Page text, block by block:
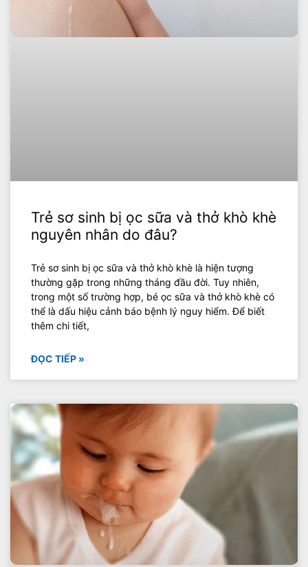
Trẻ sơ sinh bị ọc sữa và thở khò khè
nguyên nhân do đâu?
Trẻ sơ sinh bị ọc sữa và thở khò khè là hiện tượng
thường gặp trong những tháng đầu đời. Tuy nhiên,
trong một số trường hợp, bé ọc sữa và thở khò khè có
thể là dấu hiệu cảnh báo bệnh lý nguy hiểm. Để biết
thêm chi tiết,
ĐỌC TIẾP »